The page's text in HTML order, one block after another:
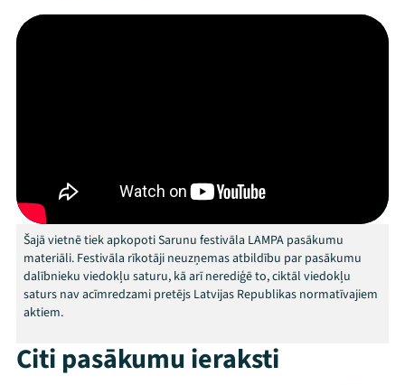
Šajā vietnē tiek apkopoti Sarunu festivāla LAMPA pasākumu
materiāli. Festivāla rīkotāji neuzņemas atbildību par pasākumu
dalībnieku viedokļu saturu, kā arī nerediģē to, ciktāl viedokļu
saturs nav acīmredzami pretējs Latvijas Republikas normatīvajiem
aktiem.
Citi pasākumu ieraksti